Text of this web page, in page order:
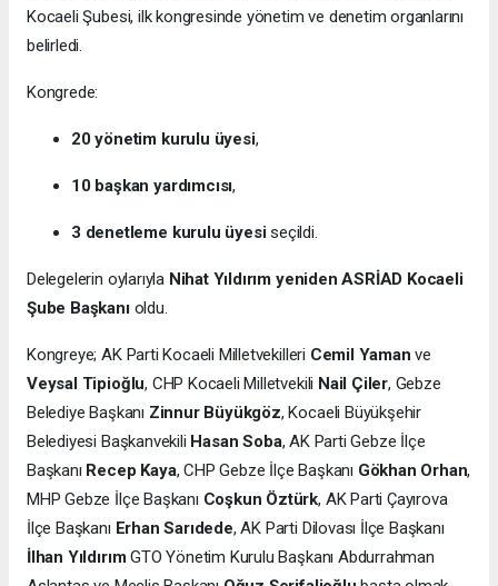
Kocaeli Şubesi, ilk kongresinde yönetim ve denetim organlarını
belirledi.
Kongrede:
20 yönetim kurulu üyesi,
10 başkan yardımcısı,
3 denetleme kurulu üyesiseçildi.
Delegelerin oylarıyla Nihat Yıldırım yeniden ASRİAD Kocaeli
Şube Başkanıoldu.
Kongreye; AK Parti Kocaeli Milletvekilleri Cemil Yaman ve
Veysal Tipioğlu, CHP Kocaeli Milletvekili Nail Çiler, Gebze
Belediye Başkanı Zinnur Büyükgöz, Kocaeli Büyükşehir
Belediyesi Başkanvekili Hasan Soba, AK Parti Gebze İlçe
Başkanı Recep Kaya, CHP Gebze İlçe Başkanı Gökhan Orhan,
MHP Gebze İlçe Başkanı Coşkun Öztürk, AK Parti Çayırova
İlçe Başkanı Erhan Sarıdede, AK Parti Dilovası İlçe Başkanı
İlhan YıldırımGTO Yönetim Kurulu Başkanı Abdurrahman